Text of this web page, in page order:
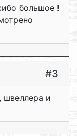
большое !
#3
швеллера и